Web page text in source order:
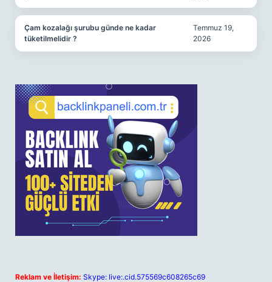
Çam kozalağı şurubu günde ne kadar
tüketilmelidir ?
Temmuz 19,
2026
Reklam ve İletişim: Skype: live:.cid.575569c608265c69